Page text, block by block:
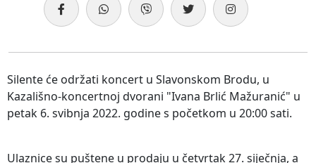
Silente će održati koncert u Slavonskom Brodu, u
Kazališno-koncertnoj dvorani "Ivana Brlić Mažuranić" u
petak 6. svibnja 2022. godine s početkom u 20:00 sati.
Ulaznice su puštene u prodaju u četvrtak 27. siječnja, a